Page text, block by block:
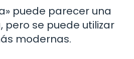
puede parecer una
pero se puede utilizar
modernas.